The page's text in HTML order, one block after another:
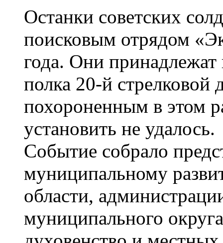
Останки советских
поисковым отрядом
года. Они принадлежат
полка 20-й стрелковой
похороненным в этом
установить не удалось.
Событие собрало
муниципальному
области,
муниципального